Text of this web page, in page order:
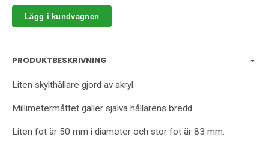
Lägg i kundvagnen
PRODUKTBESKRIVNING
Liten skylthållare gjord av akryl.
Millimetermåttet gäller själva hållarens bredd.
Liten fot är 50 mm i diameter och stor fot är 83 mm.